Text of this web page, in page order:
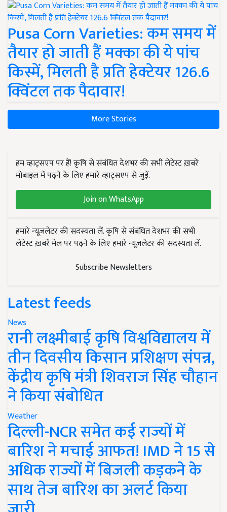
Pusa Corn Varieties: कम समय में
तैयार हो जाती हैं मक्का की ये पांच
किस्में, मिलती है प्रति हेक्टेयर 126.6
क्विंटल तक पैदावार!
More Stories
हम व्हाट्सएप पर हैं! कृषि से संबंधित देशभर की सभी लेटेस्ट ख़बरें
मोबाइल में पढ़ने के लिए हमारे व्हाट्सएप से जुड़ें.
Join on WhatsApp
हमारे न्यूज़लेटर की सदस्यता लें. कृषि से संबंधित देशभर की सभी
लेटेस्ट ख़बरें मेल पर पढ़ने के लिए हमारे न्यूज़लेटर की सदस्यता लें.
Subscribe Newsletters
Latest feeds
News
रानी लक्ष्मीबाई कृषि विश्वविद्यालय में
तीन दिवसीय किसान प्रशिक्षण संपन्न,
केंद्रीय कृषि मंत्री शिवराज सिंह चौहान
ने किया संबोधित
Weather
दिल्ली-NCR समेत कई राज्यों में
बारिश ने मचाई आफत! IMD ने 15 से
अधिक राज्यों में बिजली कड़कने के
साथ तेज बारिश का अलर्ट किया